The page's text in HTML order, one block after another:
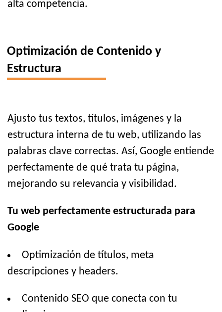
alta competencia.
Optimización de Contenido y
Estructura
Ajusto tus textos, títulos, imágenes y la
estructura interna de tu web, utilizando las
palabras clave correctas. Así, Google entiende
perfectamente de qué trata tu página,
mejorando su relevancia y visibilidad.
Tu web perfectamente estructurada para
Google
Optimización de títulos, meta
descripciones y headers.
Contenido SEO que conecta con tu